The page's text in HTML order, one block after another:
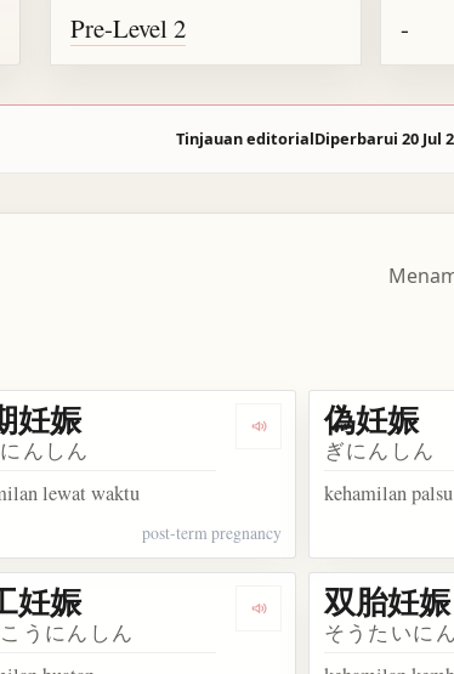
Pre-Level 2 -
Tinjauan editorialDiperbarui 20 Jul
異常妊娠 Dengarkan kosakata 過
妊娠
んしん
lewat waktu
post-term pregnancy
偽妊娠
ぎにんしん
kehamilan palsu
自然妊娠 Dengarkan kosakata 人
妊娠
うにんしん
双胎妊娠
そうたいに